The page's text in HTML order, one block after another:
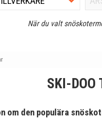
När du valt
SKI-DOO
om den populära